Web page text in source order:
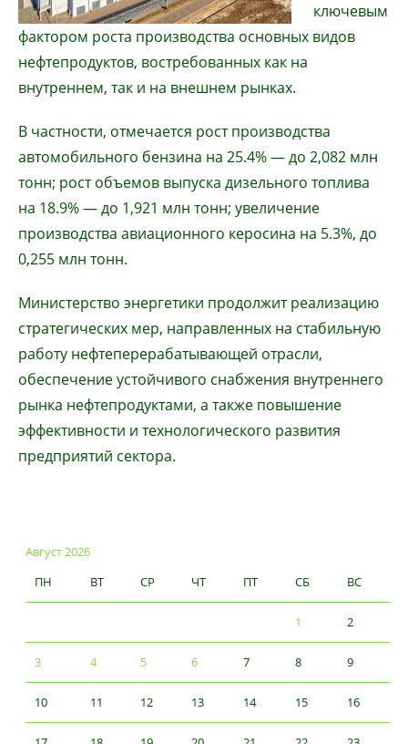
ключевым
фактором роста производства основных видов
нефтепродуктов, востребованных как на
внутреннем, так и на внешнем рынках.
В частности, отмечается рост производства
автомобильного бензина на 25.4% — до 2,082 млн
тонн; рост объемов выпуска дизельного топлива
на 18.9% — до 1,921 млн тонн; увеличение
производства авиационного керосина на 5.3%, до
0,255 млн тонн.
Министерство энергетики продолжит реализацию
стратегических мер, направленных на стабильную
работу нефтеперерабатывающей отрасли,
обеспечение устойчивого снабжения внутреннего
рынка нефтепродуктами, а также повышение
эффективности и технологического развития
предприятий сектора.
Август 2026
ПН
ВТ СР ЧТ ПТ СБ ВС
1 2
3 4 5 6 7 8 9
10 11 12 13 14 15 16